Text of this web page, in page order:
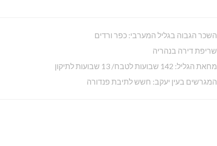
השכר הגבוה בגליל המערבי: כפר ורדים
שריפת דירה בנהריה
מחאת הגליל: 142 שבועות לטבח/ 13 שבועות לתיקון
המגרשים בעין יעקב: חשש לתיבת פנדורה